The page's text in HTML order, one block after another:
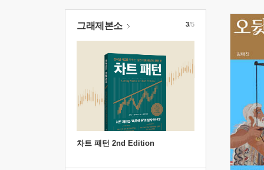
그래제본소
차트 패턴 2nd Edition
3/5